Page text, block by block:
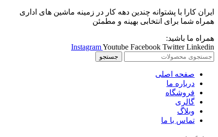
ایران کارا با پشتوانه چندین دهه کار در زمینه ماشین های اداری
همراه شما برای انتخابی بهینه و مطمئن
همراه ما باشید:
InstagramYoutube Facebook Twitter Linkedin
جستجو
صفحه اصلی
درباره ما
فروشگاه
گالری
وبلاگ
تماس با ما